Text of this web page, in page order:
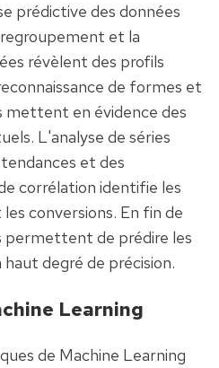
prédictive des données
et la
révèlent des profils
de formes et
mettent en évidence des
L'analyse de séries
et des
corrélation identifie les
conversions. En fin de
permettent de prédire les
degré de précision.
Learning
de Machine Learning